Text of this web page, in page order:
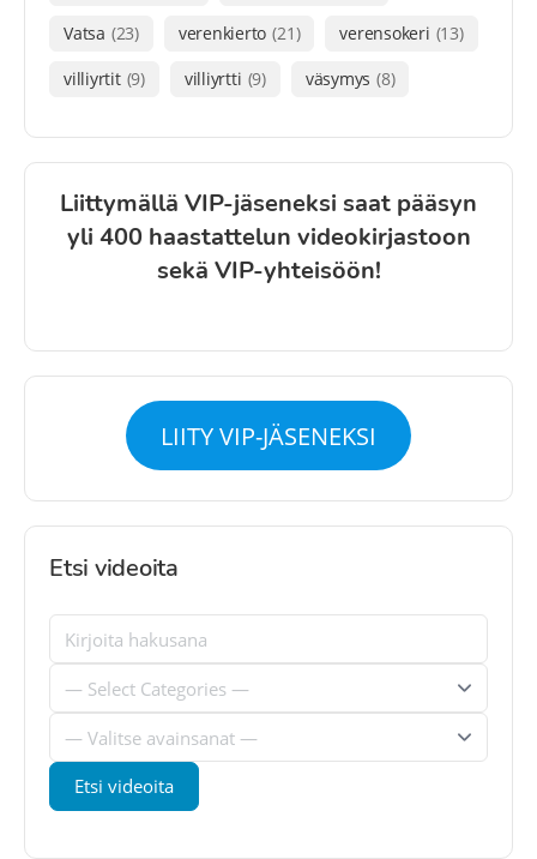
Vatsa (23) verenkierto (21) verensokeri (13)
villiyrtit (9) villiyrtti (9) väsymys (8)
Liittymällä VIP-jäseneksi saat pääsyn
yli 400 haastattelun videokirjastoon
sekä VIP-yhteisöön!
LIITY VIP-JÄSENEKSI
Etsi videoita